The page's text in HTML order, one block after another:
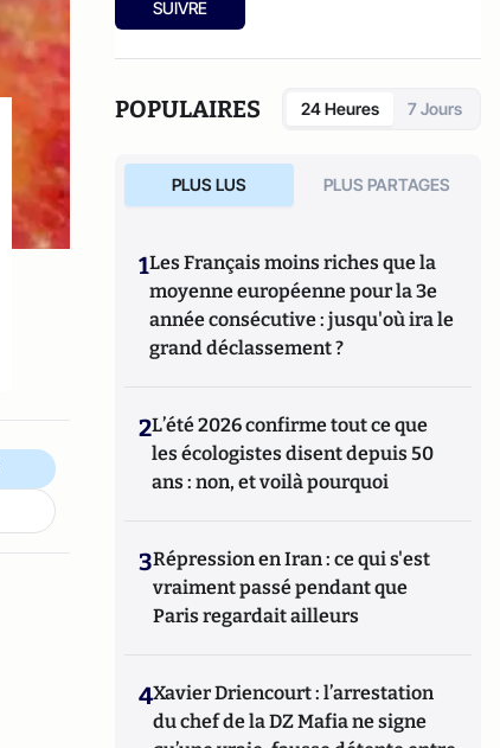
Graine Ile-de-France
SUIVRE
POPULAIRES 24 Heures 7 Jours
PLUS LUS PLUS PARTAGES
1Les Français moins riches que la
moyenne européenne pour la 3e
année consécutive : jusqu'où ira le
grand déclassement ?
2L’été 2026 confirme tout ce que
les écologistes disent depuis 50
ans : non, et voilà pourquoi
3Répression en Iran : ce qui s'est
vraiment passé pendant que
Paris regardait ailleurs
4Xavier Driencourt : l’arrestation
du chef de la DZ Mafia ne signe